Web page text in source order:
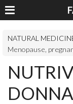
NATURAL
Menopause,